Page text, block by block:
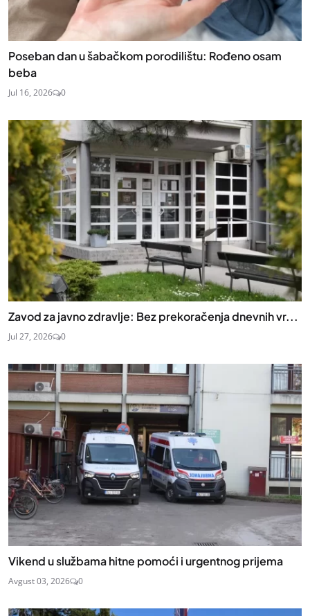
Poseban dan u šabačkom porodilištu: Rođeno osam
beba
Jul 16, 2026 0
Zavod za javno zdravlje: Bez prekoračenja dnevnih vr...
Jul 27, 2026 0
Vikend u službama hitne pomoći i urgentnog prijema
Avgust 03, 2026 0